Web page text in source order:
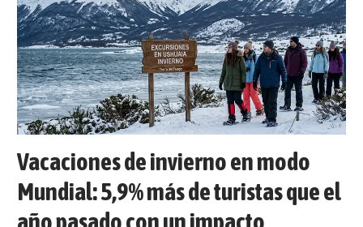
Vacaciones de invierno en modo
Mundial: 5,9% más de turistas que el
año pasado con un impacto